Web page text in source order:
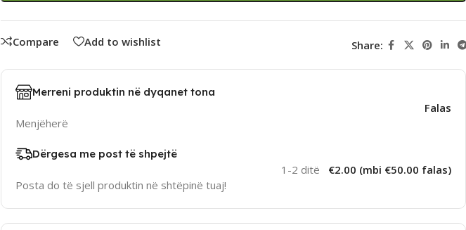
Compare Add to wishlist Share:
Merreni produktin në dyqanet tona
Menjëherë
Falas
Dërgesa me post të shpejtë
Posta do të sjell produktin në shtëpinë tuaj!
1-2 ditë €2.00 (mbi €50.00 falas)